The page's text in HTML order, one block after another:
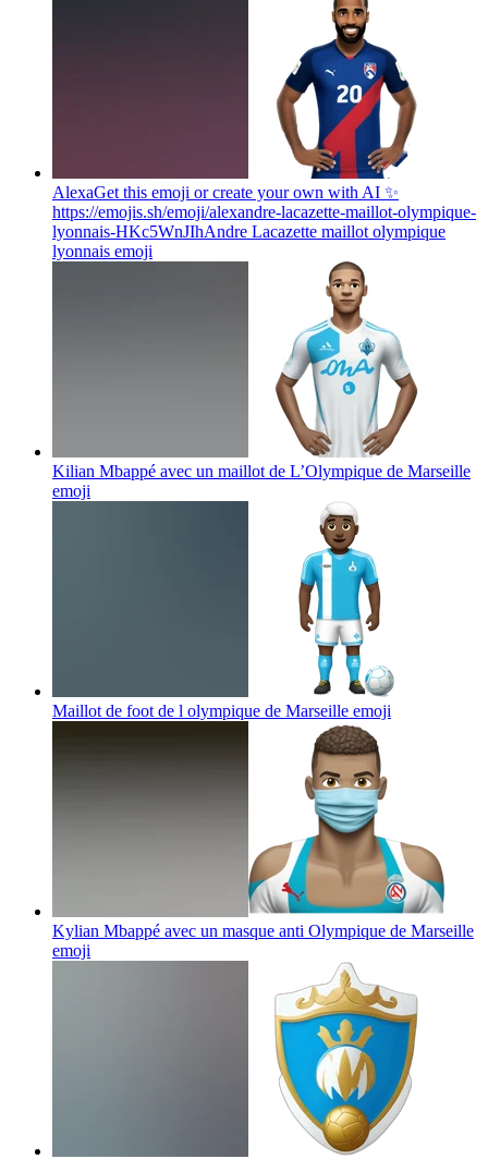
AlexaGet this emoji or create your own with AI ✨
https://emojis.sh/emoji/alexandre-lacazette-maillot-olympique-
lyonnais-HKc5WnJIhAndre Lacazette maillot olympique
lyonnais emoji
Kilian Mbappé avec un maillot de L’Olympique de Marseille
emoji
Maillot de foot de l olympique de Marseille emoji
Kylian Mbappé avec un masque anti Olympique de Marseille
emoji